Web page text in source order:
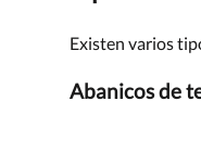
Existen varios
Abanicos de